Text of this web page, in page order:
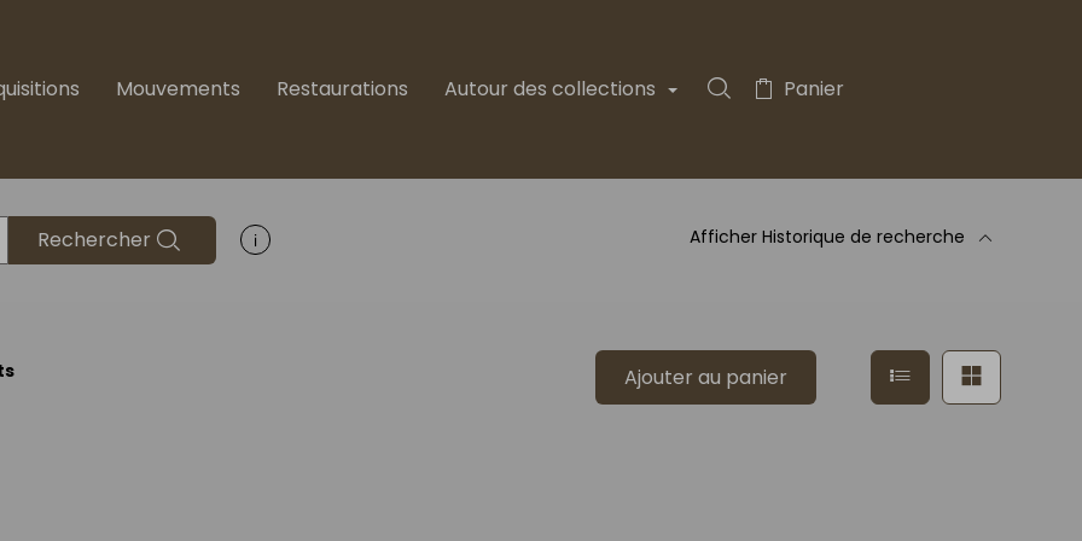
Mouvements Restaurations Autour des collections
Rechercher dans la collection
Panier
Rechercher Afficher les informations d'aide à la recherche AfficherHistorique de recherche
Ajouter au panier Afficher en